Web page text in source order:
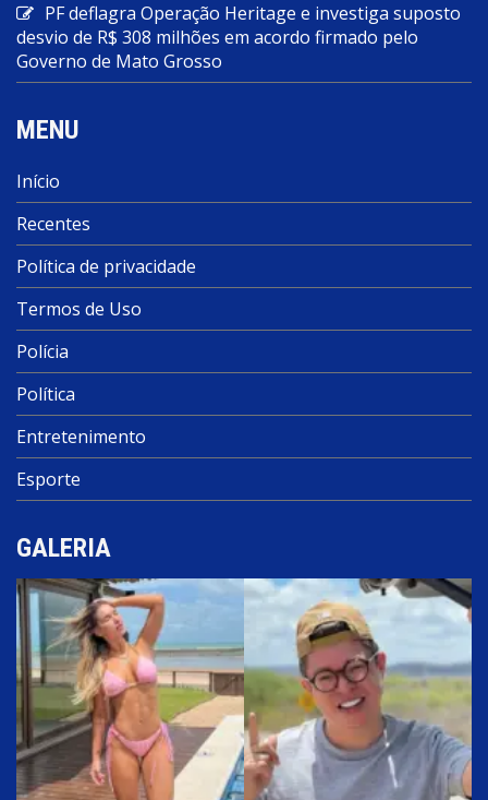
PF deflagra Operação Heritage e investiga suposto
desvio de R$ 308 milhões em acordo firmado pelo
Governo de Mato Grosso
MENU
Início
Recentes
Política de privacidade
Termos de Uso
Polícia
Política
Entretenimento
Esporte
GALERIA